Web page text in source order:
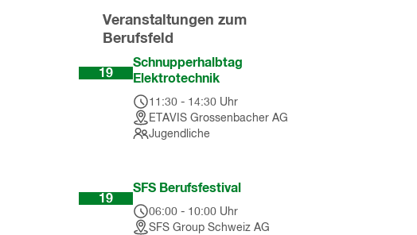
Veranstaltungen zum
Berufsfeld
19
Schnupperhalbtag
Elektrotechnik
11:30- 14:30Uhr
ETAVIS Grossenbacher AG
Jugendliche
19
SFS Berufsfestival
06:00- 10:00Uhr
SFS Group Schweiz AG